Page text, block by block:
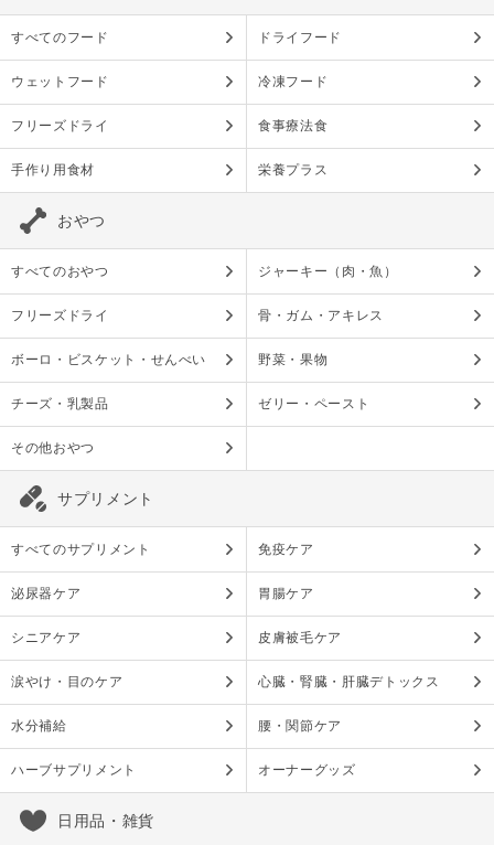
すべてのフード ドライフード
ウェットフード 冷凍フード
フリーズドライ 食事療法食
手作り用食材 栄養プラス
おやつ
すべてのおやつ ジャーキー（肉・魚）
フリーズドライ 骨・ガム・アキレス
ボーロ・ビスケット・せんべい 野菜・果物
チーズ・乳製品 ゼリー・ペースト
その他おやつ
サプリメント
すべてのサプリメント 免疫ケア
泌尿器ケア 胃腸ケア
シニアケア 皮膚被毛ケア
涙やけ・目のケア 心臓・腎臓・肝臓デトックス
水分補給 腰・関節ケア
ハーブサプリメント オーナーグッズ
日用品・雑貨